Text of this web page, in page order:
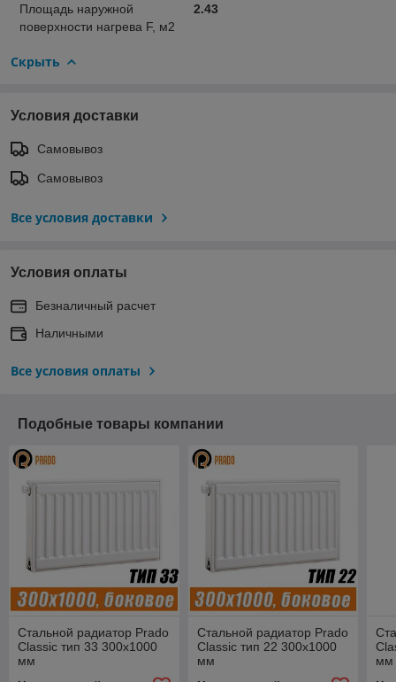
Площадь наружной
поверхности нагрева F, м2
2.43
Скрыть
Условия доставки
Самовывоз
Самовывоз
Все условия доставки
Условия оплаты
Безналичный расчет
Наличными
Все условия оплаты
Подобные товары компании
Стальной радиатор Prado
Classic тип 33 300x1000
мм
Стальной радиатор Prado
Classic тип 22 300x1000
мм
мм